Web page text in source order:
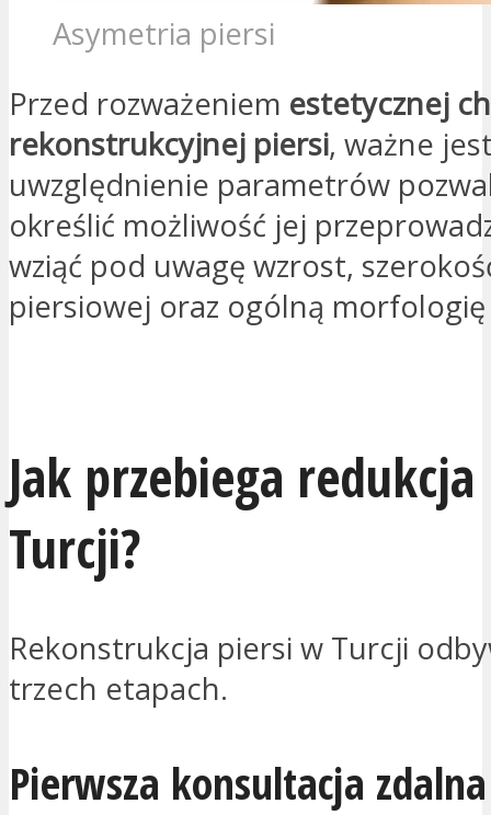
Asymetria piersi
Przed rozważeniem estetycznej
rekonstrukcyjnej piersi, ważne
uwzględnienie parametrów
określić możliwość jej
wziąć pod uwagę wzrost,
piersiowej oraz ogólną
Jak przebiega
Turcji?
Rekonstrukcja piersi w Turcji
trzech etapach.
Pierwsza konsultacja zdalna